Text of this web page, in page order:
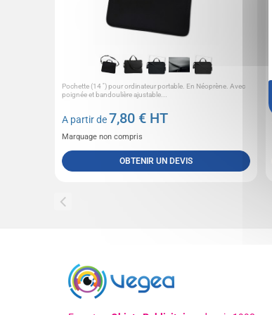
Pochette (14 '') pour ordinateur portable. En Néoprène. Avec
poignée et bandoulière ajustable...
A partir de7,80 € HT
Marquage non compris
OBTENIR UN DEVIS